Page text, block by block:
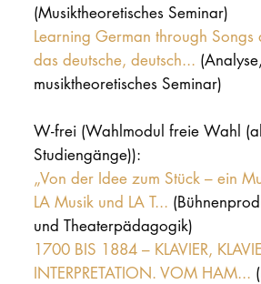
(Musiktheoretisches Seminar)
Learning German through Songs
das deutsche, deutsch... (Analyse,
musiktheoretisches Seminar)
W-frei (Wahlmodul freie Wahl
Studiengänge)):
„Von der Idee zum Stück – ein
LA Musik und LA T...
und Theaterpädagogik)
1700 BIS 1884 – KLAVIER,
INTERPRETATION. VOM HAM...